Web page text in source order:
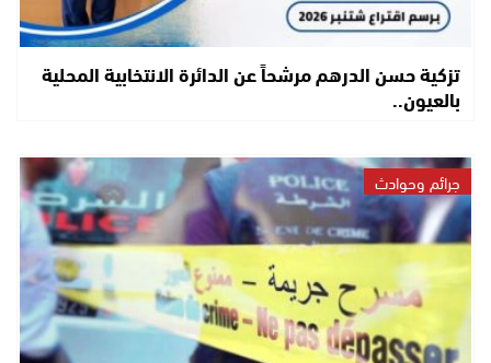
تزكية حسن الدرهم مرشحاً عن الدائرة الانتخابية المحلية
بالعيون..
جرائم وحوادث